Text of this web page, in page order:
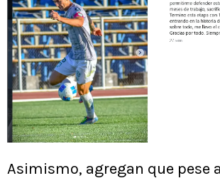
Asimismo, agregan que pese